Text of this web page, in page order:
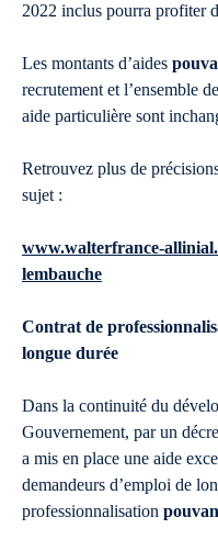
2022 inclus pourra profiter
Les montants d’aides
recrutement et l’ensemble
aide particulière sont
Retrouvez plus de
sujet :
www.walterfrance-
lembauche
Contrat de
longue durée
Dans la continuité du
Gouvernement, par un
a mis en place une aide
demandeurs d’emploi de
professionnalisation